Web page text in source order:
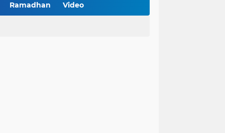
Borong Prestasi, Satlantas Polres Sampang Dinobatkan Terbaik II Input Data Digital Semester 1/2026
Ramadhan Video